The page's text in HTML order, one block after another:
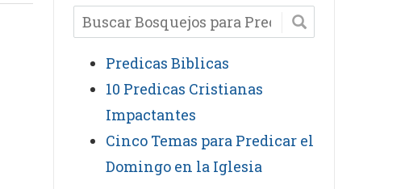
Predicas Biblicas
10 Predicas Cristianas
Impactantes
Cinco Temas para Predicar el
Domingo en la Iglesia